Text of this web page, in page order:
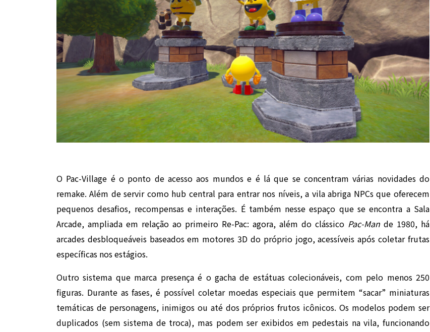
O Pac-Village é o ponto de acesso aos mundos e é lá que se concentram várias novidades do
remake. Além de servir como hub central para entrar nos níveis, a vila abriga NPCs que oferecem
pequenos desafios, recompensas e interações. É também nesse espaço que se encontra a Sala
Arcade, ampliada em relação ao primeiro Re-Pac: agora, além do clássico Pac-Man de 1980, há
arcades desbloqueáveis baseados em motores 3D do próprio jogo, acessíveis após coletar frutas
específicas nos estágios.
Outro sistema que marca presença é o gacha de estátuas colecionáveis, com pelo menos 250
figuras. Durante as fases, é possível coletar moedas especiais que permitem “sacar” miniaturas
temáticas de personagens, inimigos ou até dos próprios frutos icônicos. Os modelos podem ser
duplicados (sem sistema de troca), mas podem ser exibidos em pedestais na vila, funcionando